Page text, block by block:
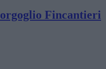
Fincantieri